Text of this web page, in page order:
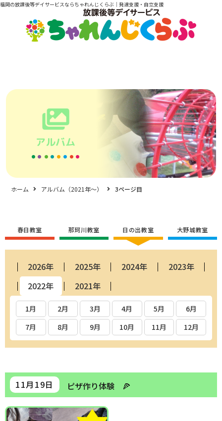
福岡の放課後等デイサービスならちゃれんじくらぶ｜発達支援・自立支援
アルバム
ホーム アルバム（2021年〜） 3ページ目
春日教室 那珂川教室 日の出教室 大野城教室
2026年 2025年 2024年
2023年
2022年
2021年
1月 2月 3月 4月 5月
6月
7月
8月 9月 10月 11月 12月
11月19日 ピザ作り体験 🍕